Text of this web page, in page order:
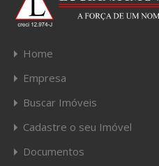
Home
Empresa
Buscar Imóveis
Cadastre o seu Imóvel
Documentos